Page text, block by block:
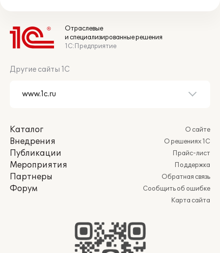
Отраслевые
и специализированные решения
1С:Предприятие
Другие сайты 1С
Каталог
Внедрения
Публикации
Мероприятия
Партнеры
Форум
О сайте
О решениях 1С
Прайс-лист
Поддержка
Обратная связь
Сообщить об ошибке
Карта сайта